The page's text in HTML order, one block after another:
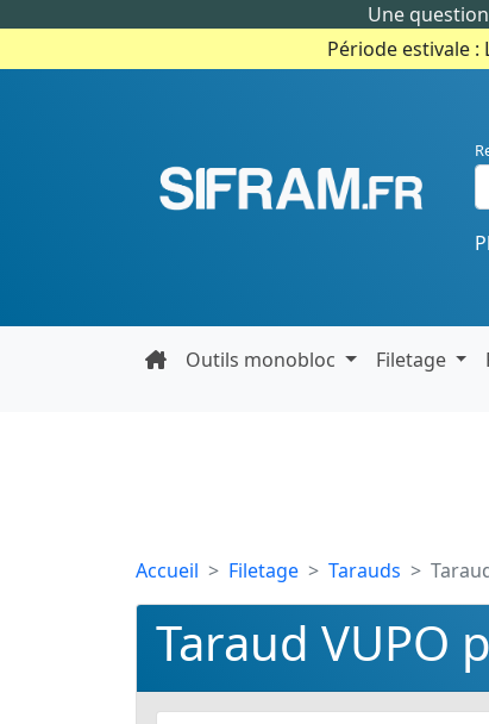
Une
Période estivale
Outils monobloc
Filetage
Accueil Filetage Tarauds
Taraud VUPO